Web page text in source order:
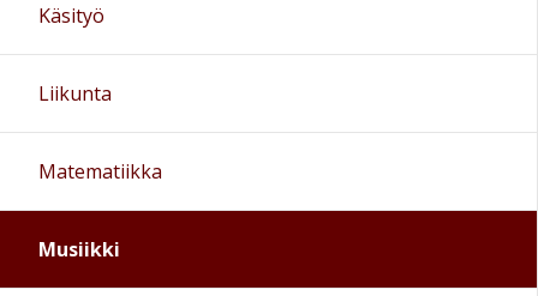
Käsityö
Liikunta
Matematiikka
Musiikki